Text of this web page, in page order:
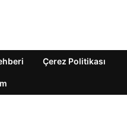
Çerez Politikası